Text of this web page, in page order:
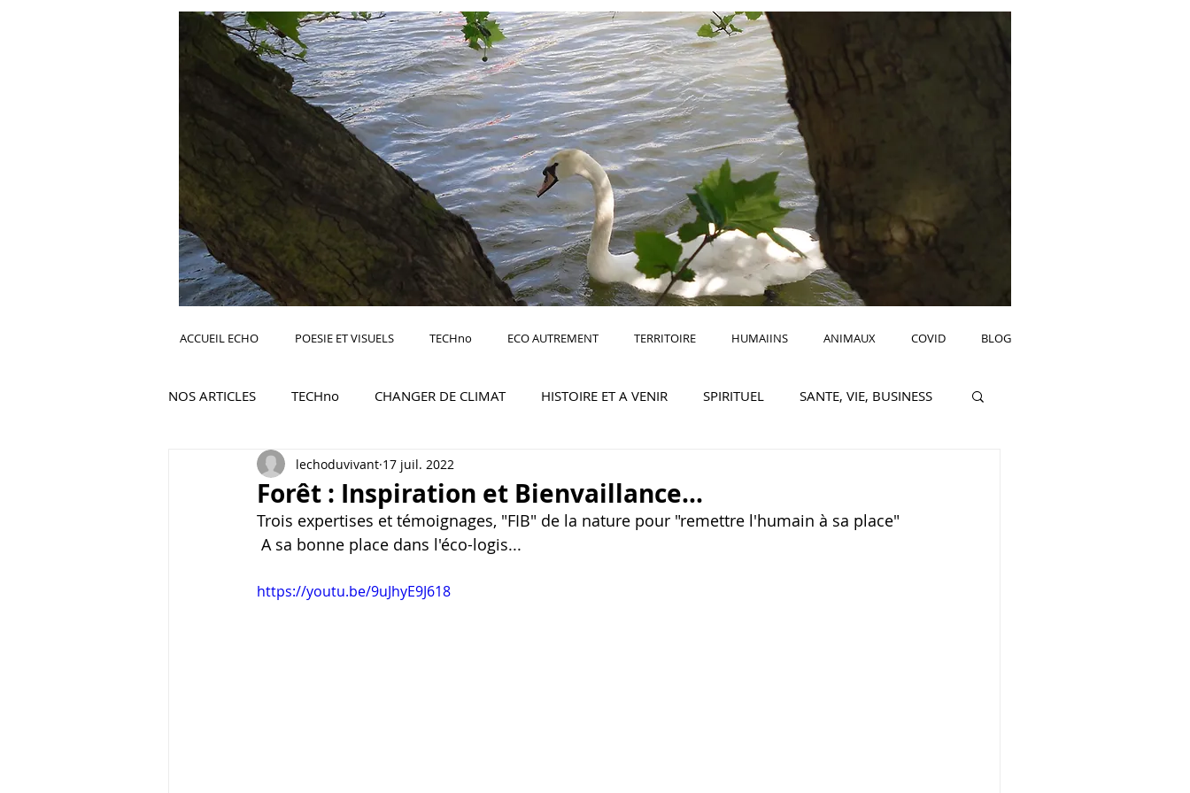
ACCUEIL ECHO POESIE ET VISUELS TECHno ECO AUTREMENT TERRITOIRE HUMAIINS ANIMAUX COVID BLOG
NOS ARTICLES TECHno CHANGER DE CLIMAT HISTOIRE ET A VENIR SPIRITUEL SANTE, VIE, BUSINESS
POESIE ET VISUELS
Forêt : Inspiration et Bienvaillance...
lechoduvivant 17 juil. 2022
Trois expertises et témoignages, "FIB" de la nature pour "remettre l'humain à sa place"
A sa bonne place dans l'éco-logis...
https://youtu.be/9uJhyE9J618